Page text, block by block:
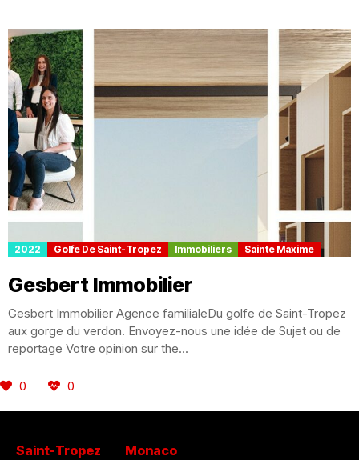
2022 Golfe De Saint-Tropez Immobiliers Sainte Maxime
Gesbert Immobilier
Gesbert Immobilier Agence familialeDu golfe de Saint-Tropez
aux gorge du verdon. Envoyez-nous une idée de Sujet ou de
reportage Votre opinion sur the...
0 0
Saint-Tropez Monaco